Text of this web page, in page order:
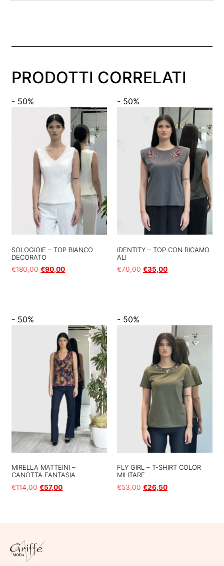
PRODOTTI CORRELATI
- 50%
SOLOGIOIE – TOP BIANCO
DECORATO
€180,00 €90,00
- 50%
IDENTITY – TOP CON RICAMO
ALI
€70,00 €35,00
- 50%
MIRELLA MATTEINI –
CANOTTA FANTASIA
€114,00 €57,00
- 50%
FLY GIRL – T-SHIRT COLOR
MILITARE
€53,00 €26,50